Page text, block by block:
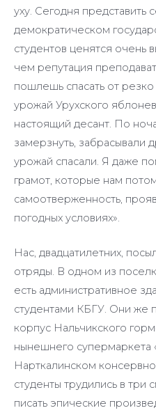
уху. Сегодня
демократическом
студентов ценятся очень
чем репутация
пошлешь спасать от
урожай Урухского
настоящий десант. По
замерзнуть, забрасывали
урожай спасали. Я даже
грамот, которые нам
самоотверженность,
погодных условиях».
Нас, двадцатилетних,
отряды. В одном из
есть административное
студентами КБГУ. Они же
корпус Нальчикского
нынешнего супермаркета
Нарткалинском
студенты трудились в
писать эпические